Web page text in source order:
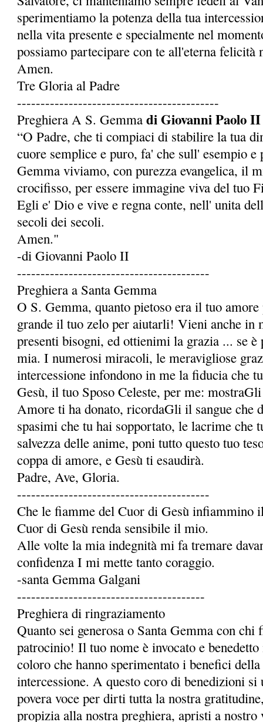
sperimentiamo la potenza della tua
nella vita presente e specialmente nel
possia­mo partecipare con te all'eterna felicità
Amen.
Tre Gloria al Padre
-------------------------------------------
Preghiera A S. Gemmadi Giovanni Paolo II
“O Padre, che ti compiaci di stabilire la tua
cuore semplice e puro, fa' che sull' esempio
Gemma viviamo, con purezza evangelica, il
crocifisso, per essere immagine viva del tuo
Egli e' Dio e vive e regna conte, nell' unita
secoli dei secoli.
Amen."
-di Giovanni Paolo II
-----------------------------------------
Preghiera a Santa Gemma
O S. Gemma, quanto pietoso era il tuo
grande il tuo zelo per aiutarli! Vieni anche in
presenti bisogni, ed ottienimi la grazia ... se
mia. I numerosi miracoli, le meravigliose
intercessione infondono in me la fidu­cia che
Gesù, il tuo Sposo Celeste, per me:
Amore ti ha donato, ricordaGli il sangue che
spasimi che tu hai sopportato, le lacrime che
salvezza delle anime, poni tutto questo tuo
coppa di amore, e Gesù ti esaudirà.
Padre, Ave, Gloria.
-----------------------------------------
Che le fiamme del Cuor di Gesù infiammino
Cuor di Gesù renda sensibile il mio.
Alle volte la mia indegnità mi fa tremare
confidenza I mi mette tanto coraggio.
-santa Gemma Galgani
----------------------------------------
Preghiera di ringraziamento
Quanto sei generosa o Santa Gemma con
patrocinio! Il tuo nome è invocato e
coloro che hanno sperimentato i benefici
intercessione. A questo coro di benedizioni si
povera voce per dirti tutta la nostra
propizia alla nostra preghiera, apristi a nostro